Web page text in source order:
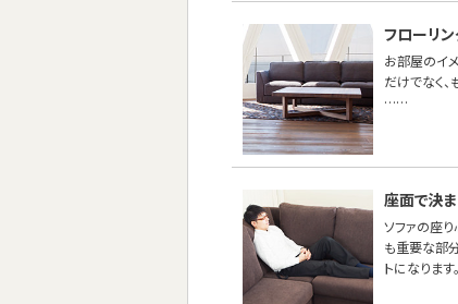
フローリ
お部屋のイ
だけでなく
……
座面で決
ソファの座
も重要な部
トになりま